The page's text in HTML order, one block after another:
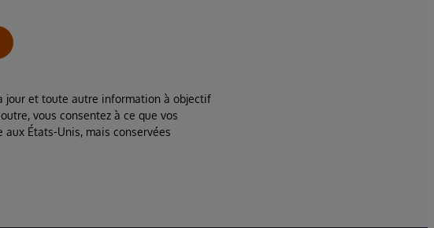
jour et toute autre information à objectif
vous consentez à ce que vos
États-Unis, mais conservées